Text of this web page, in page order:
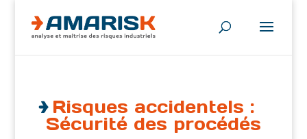
Risques accidentels :
Sécurité des procédés